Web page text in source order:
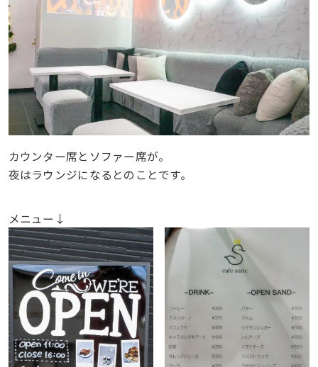
カウンター席とソファー席が。
夜はラウンジになるとのことです。
メニュー↓